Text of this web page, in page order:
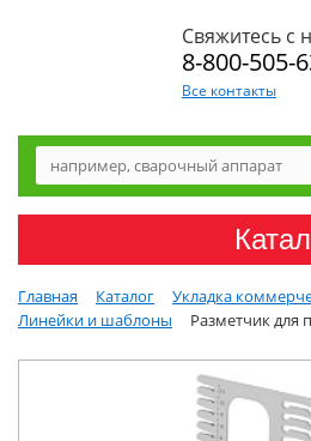
Свяжитесь с
8-800-505-
Все контакты
Главная Каталог
Укладка
Линейки и шаблоны
Разметчик для